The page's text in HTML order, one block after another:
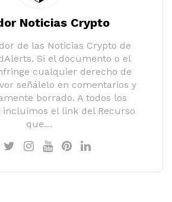
Noticias Crypto
de las Noticias Crypto de
Si el documento o el
cualquier derecho de
señálelo en comentarios y
borrado. A todos los
el link del Recurso
que…